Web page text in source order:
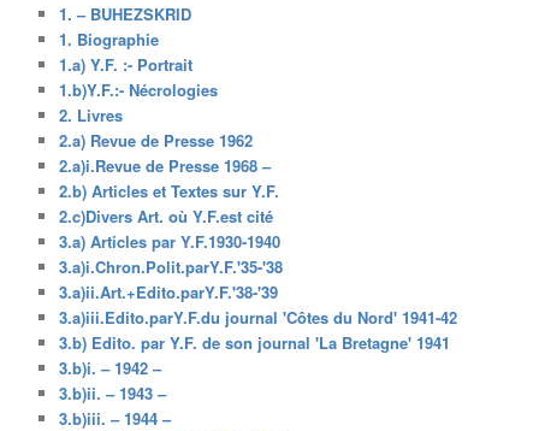
1. – BUHEZSKRID
1. Biographie
1.a) Y.F. :- Portrait
1.b)Y.F.:- Nécrologies
2. Livres
2.a) Revue de Presse 1962
2.a)i.Revue de Presse 1968 –
2.b) Articles et Textes sur Y.F.
2.c)Divers Art. où Y.F.est cité
3.a) Articles par Y.F.1930-1940
3.a)i.Chron.Polit.parY.F.'35-'38
3.a)ii.Art.+Edito.parY.F.'38-'39
3.a)iii.Edito.parY.F.du journal 'Côtes du Nord' 1941-42
3.b) Edito. par Y.F. de son journal 'La Bretagne' 1941
3.b)i. – 1942 –
3.b)ii. – 1943 –
3.b)iii. – 1944 –